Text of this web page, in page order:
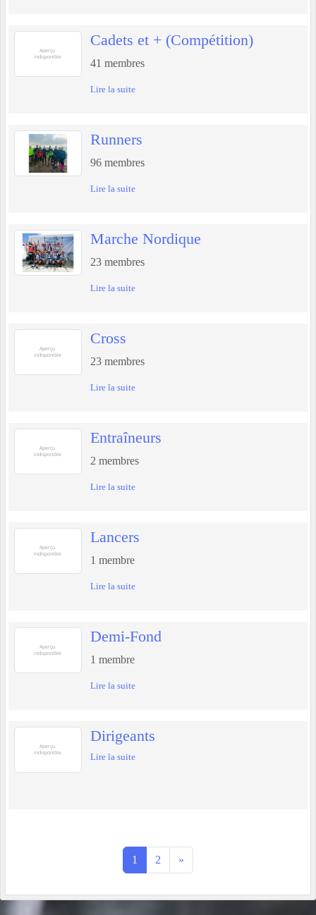
Cadets et + (Compétition)
41 membres
Lire la suite
Runners
96 membres
Lire la suite
Marche Nordique
23 membres
Lire la suite
Cross
23 membres
Lire la suite
Entraîneurs
2 membres
Lire la suite
Lancers
1 membre
Lire la suite
Demi-Fond
1 membre
Lire la suite
Dirigeants
Lire la suite
1 2 »